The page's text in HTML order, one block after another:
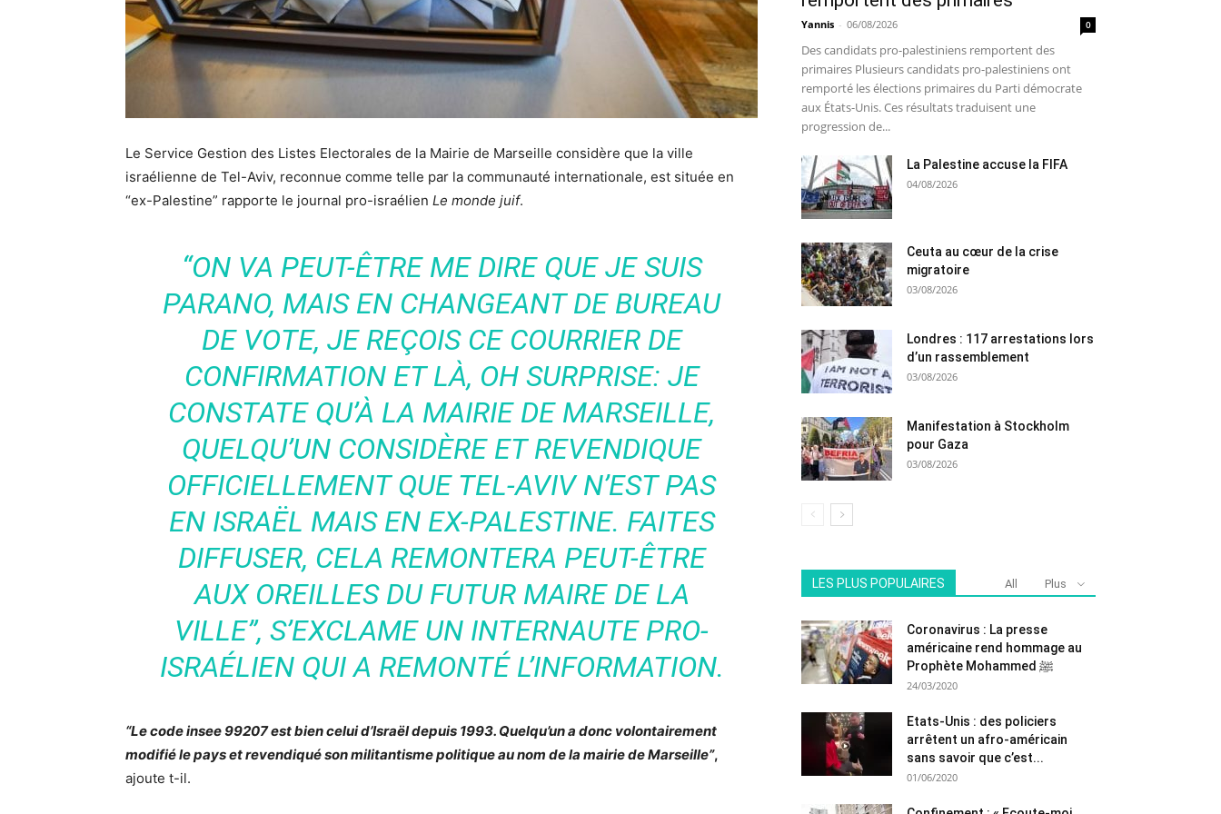
Le Service Gestion des Listes Electorales de la Mairie de Marseille considère que la ville
israélienne de Tel-Aviv, reconnue comme telle par la communauté internationale, est située en
“ex-Palestine” rapporte le journal pro-israélien Le monde juif.
“ON VA PEUT-ÊTRE ME DIRE QUE JE SUIS
PARANO, MAIS EN CHANGEANT DE BUREAU
DE VOTE, JE REÇOIS CE COURRIER DE
CONFIRMATION ET LÀ, OH SURPRISE: JE
CONSTATE QU’À LA MAIRIE DE MARSEILLE,
QUELQU’UN CONSIDÈRE ET REVENDIQUE
OFFICIELLEMENT QUE TEL-AVIV N’EST PAS
EN ISRAËL MAIS EN EX-PALESTINE. FAITES
DIFFUSER, CELA REMONTERA PEUT-ÊTRE
AUX OREILLES DU FUTUR MAIRE DE LA
VILLE”, S’EXCLAME UN INTERNAUTE PRO-
ISRAÉLIEN QUI A REMONTÉ L’INFORMATION.
“Le code insee 99207 est bien celui d’Israël depuis 1993. Quelqu’un a donc volontairement
modifié le pays et revendiqué son militantisme politique au nom de la mairie de Marseille”,
ajoute t-il.
Yannis - 06/08/2026 0
Des candidats pro-palestiniens remportent des
primaires Plusieurs candidats pro-palestiniens ont
remporté les élections primaires du Parti démocrate
aux États-Unis. Ces résultats traduisent une
progression de...
La Palestine accuse la FIFA
04/08/2026
Ceuta au cœur de la crise
migratoire
03/08/2026
Londres : 117 arrestations lors
d’un rassemblement
03/08/2026
Manifestation à Stockholm
pour Gaza
03/08/2026
LES PLUS POPULAIRES All Plus
Coronavirus : La presse
américaine rend hommage au
Prophète Mohammed ﷺ
24/03/2020
Etats-Unis : des policiers
arrêtent un afro-américain
sans savoir que c’est...
01/06/2020